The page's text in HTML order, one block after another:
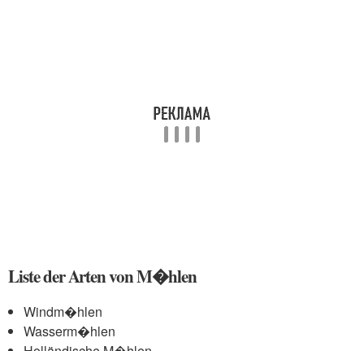
Liste der Arten von M�hlen
Windm�hlen
Wasserm�hlen